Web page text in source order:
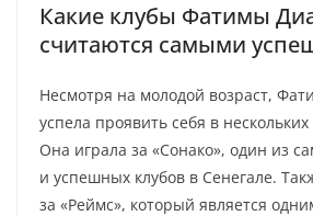
Какие клубы Фатимы
считаются самыми
Несмотря на молодой возраст,
успела проявить себя в
Она играла за «Сонако», один из
и успешных клубов в Сенегале.
за «Реймс», который является